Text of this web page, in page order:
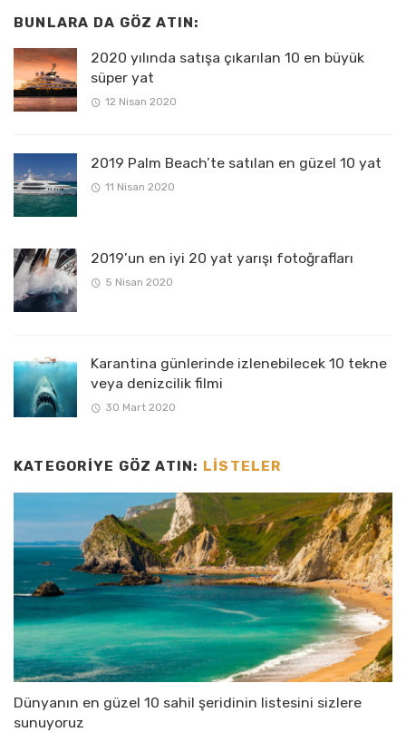
BUNLARA DA GÖZ ATIN:
2020 yılında satışa çıkarılan 10 en büyük
süper yat
12 Nisan 2020
2019 Palm Beach’te satılan en güzel 10 yat
11 Nisan 2020
2019’un en iyi 20 yat yarışı fotoğrafları
5 Nisan 2020
Karantina günlerinde izlenebilecek 10 tekne
veya denizcilik filmi
30 Mart 2020
KATEGORIYE GÖZ ATIN: LISTELER
Dünyanın en güzel 10 sahil şeridinin listesini sizlere
sunuyoruz